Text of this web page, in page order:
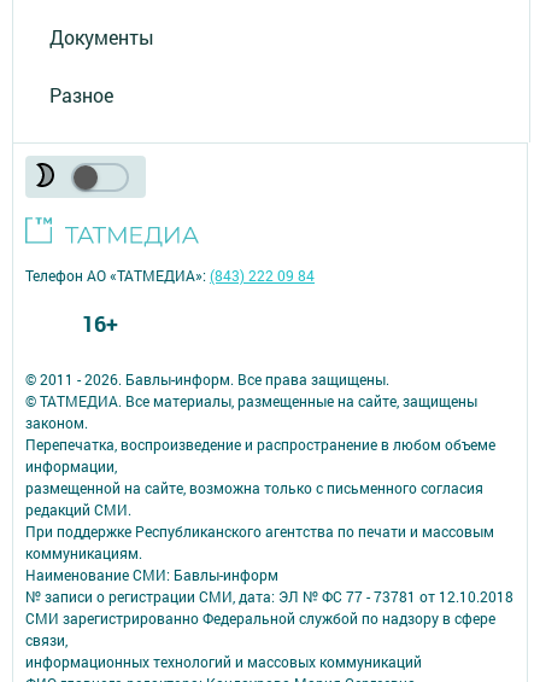
Документы
Разное
© 2011 - 2026. Бавлы-информ. Все права защищены.
© ТАТМЕДИА. Все материалы, размещенные на сайте, защищены
законом.
Перепечатка, воспроизведение и распространение в любом объеме
информации,
размещенной на сайте, возможна только с письменного согласия
редакций СМИ.
При поддержке Республиканского агентства по печати и массовым
коммуникациям.
Наименование СМИ: Бавлы-информ
№ записи о регистрации СМИ, дата: ЭЛ № ФС 77 - 73781 от 12.10.2018
СМИ зарегистрированно Федеральной службой по надзору в сфере
связи,
информационных технологий и массовых коммуникаций
Телефон АО «ТАТМЕДИА»:(843) 222 09 84
16+